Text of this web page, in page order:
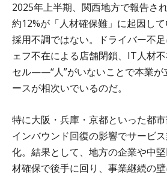
2025年上半期、関西地方で報告さ
約12%が「人材確保難」に起因し
採用不調ではない。ドライバー不
ェフ不在による店舗閉鎖、IT人材
セル——“人”がいないことで本業が
ースが相次いでいるのだ。
特に大阪・兵庫・京都といった都
インバウンド回復の影響でサービ
化。結果として、地方の企業や中
材確保で後手に回り、事業継続の壁